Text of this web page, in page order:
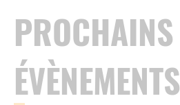
PROCHAINS
ÉVÈNEMENTS